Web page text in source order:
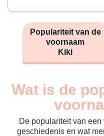
Populariteit van de
voornaam
Kiki
Wat is de
De populariteit van
geschiedenis en wat
Année
Nouveaux-
nés
2011
7
2014
6